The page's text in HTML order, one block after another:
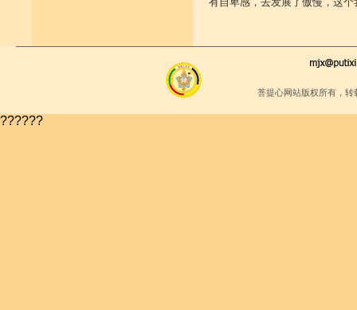
菩提心网站版权所有，
??????